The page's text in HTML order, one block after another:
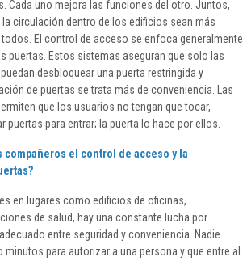
Cada uno mejora las funciones del otro. Juntos,
la circulación dentro de los edificios sean más
El control de acceso se enfoca generalmente
puertas. Estos sistemas aseguran que solo las
desbloquear una puerta restringida y
de puertas se trata más de conveniencia. Las
que los usuarios no tengan que tocar,
puertas para entrar; la puerta lo hace por ellos.
compañeros el control de acceso y la
en lugares como edificios de oficinas,
de salud, hay una constante lucha por
entre seguridad y conveniencia. Nadie
para autorizar a una persona y que entre al